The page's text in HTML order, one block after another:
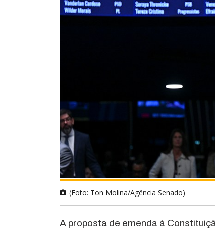
(Foto: Ton Molina/Agência Senado)
A proposta de emenda à